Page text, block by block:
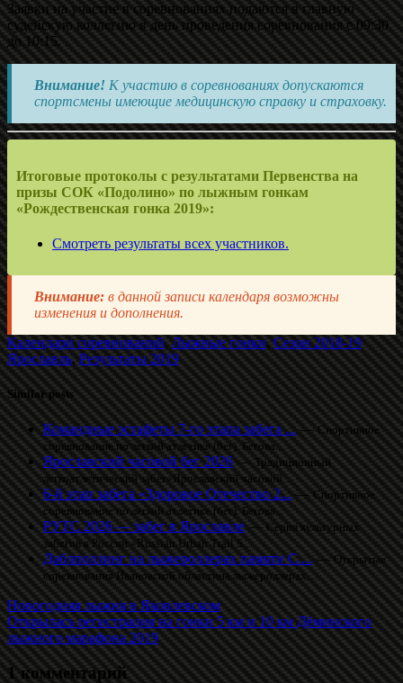
Заявки на участие в соревнованиях подаются в главную
судейскую коллегию в день проведения соревнования с 09:30
до 10:15.
Внимание! К участию в соревнованиях допускаются
спортсмены имеющие медицинскую справку и страховку.
Итоговые протоколы с результатами Первенства на
призы СОК «Подолино» по лыжным гонкам
«Рождественская гонка 2019»:
Смотреть результаты всех участников.
Внимание: в данной записи календаря возможны
изменения и дополнения.
Календари соревнований,Лыжные гонки,Сезон 2018-19
Ярославль,Результаты 2019
Similar posts
Командные эстафеты 7-го этапа забега ...—Спортивное
соревнование по легкой атлетике (бег). Бегова...
Ярославский часовой бег 2026—Традиционный
легкоатлетический забег«Ярославский часовой...
6-й этап забега «Здоровое Отечество 2...—Спортивное
соревнование по легкой атлетике (бег). Бегова...
РУТС 2026 — забег в Ярославле—Серия культурных
забегов в России «Russian Urban Trail S...
Даблполлинг на лыжероллерах памяти С....—Открытые
соревнования Ивановской областина лыжероллерах....
Новогодняя лыжня в Яковлевском
Открылась регистрация на гонки 5 км и 10 км Дёминского
лыжного марафона 2019
1 комментарий